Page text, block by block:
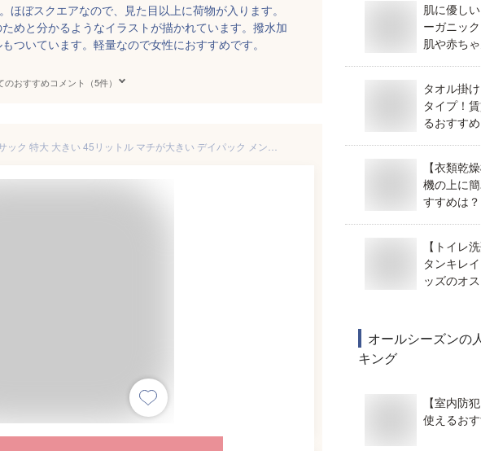
ぼスクエアなので、見た目以上に荷物が入ります。
めと分かるようなイラストが描かれています。撥水加
ついています。軽量なので女性におすすめです。
のおすすめコメント（5件）
肌に優し
ーガニッ
肌や赤ち
タオル掛
タイプ！
るおすす
【衣類乾
機の上に
すすめは？
【トイレ
タンキレ
ッズのオ
オールシーズンの
キング
【室内防
使えるお